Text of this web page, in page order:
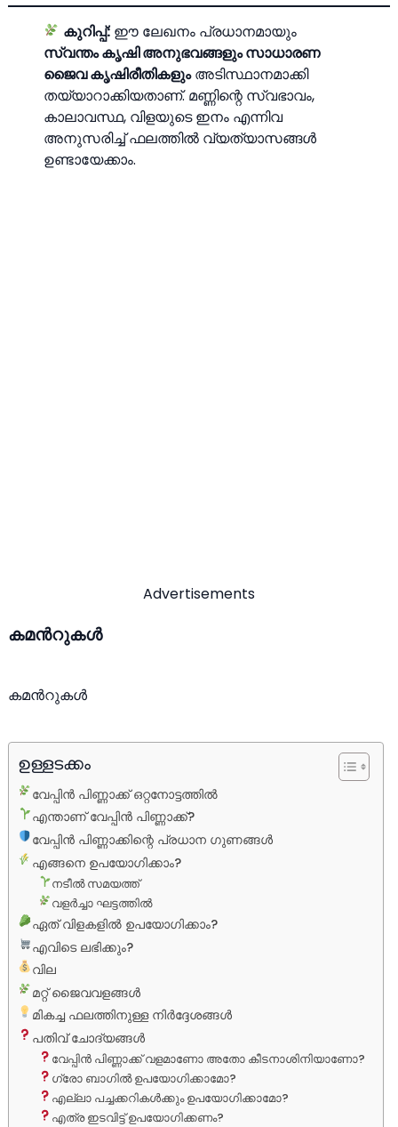
കുറിപ്പ്: ഈ ലേഖനം പ്രധാനമായും
സ്വന്തം കൃഷി അനുഭവങ്ങളും സാധാരണ
ജൈവ കൃഷിരീതികളുംഅടിസ്ഥാനമാക്കി
തയ്യാറാക്കിയതാണ്. മണ്ണിന്റെ സ്വഭാവം,
കാലാവസ്ഥ, വിളയുടെ ഇനം എന്നിവ
അനുസരിച്ച് ഫലത്തില്‍ വ്യത്യാസങ്ങള്‍
ഉണ്ടായേക്കാം.
Advertisements
കമന്‍റുകള്‍
കമന്‍റുകള്‍
ഉള്ളടക്കം
വേപ്പിന്‍ പിണ്ണാക്ക് ഒറ്റനോട്ടത്തില്‍
എന്താണ് വേപ്പിന്‍ പിണ്ണാക്ക്?
വേപ്പിന്‍ പിണ്ണാക്കിന്റെ പ്രധാന ഗുണങ്ങള്‍
എങ്ങനെ ഉപയോഗിക്കാം?
നടീല്‍ സമയത്ത്
വളര്‍ച്ചാ ഘട്ടത്തില്‍
ഏത് വിളകളില്‍ ഉപയോഗിക്കാം?
എവിടെ ലഭിക്കും?
വില
മറ്റ് ജൈവവളങ്ങള്‍
മികച്ച ഫലത്തിനുള്ള നിര്‍ദ്ദേശങ്ങള്‍
പതിവ് ചോദ്യങ്ങള്‍
വേപ്പിന്‍ പിണ്ണാക്ക് വളമാണോ അതോ കീടനാശിനിയാണോ?
ഗ്രോ ബാഗില്‍ ഉപയോഗിക്കാമോ?
എല്ലാ പച്ചക്കറികള്‍ക്കും ഉപയോഗിക്കാമോ?
എത്ര ഇടവിട്ട് ഉപയോഗിക്കണം?